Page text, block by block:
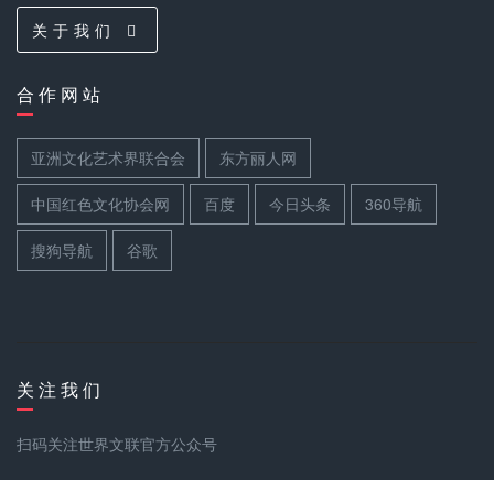
关 于 我 们
合 作 网 站
亚洲文化艺术界联合会 东方丽人网
中国红色文化协会网 百度 今日头条 360导航
搜狗导航 谷歌
关 注 我 们
扫码关注世界文联官方公众号